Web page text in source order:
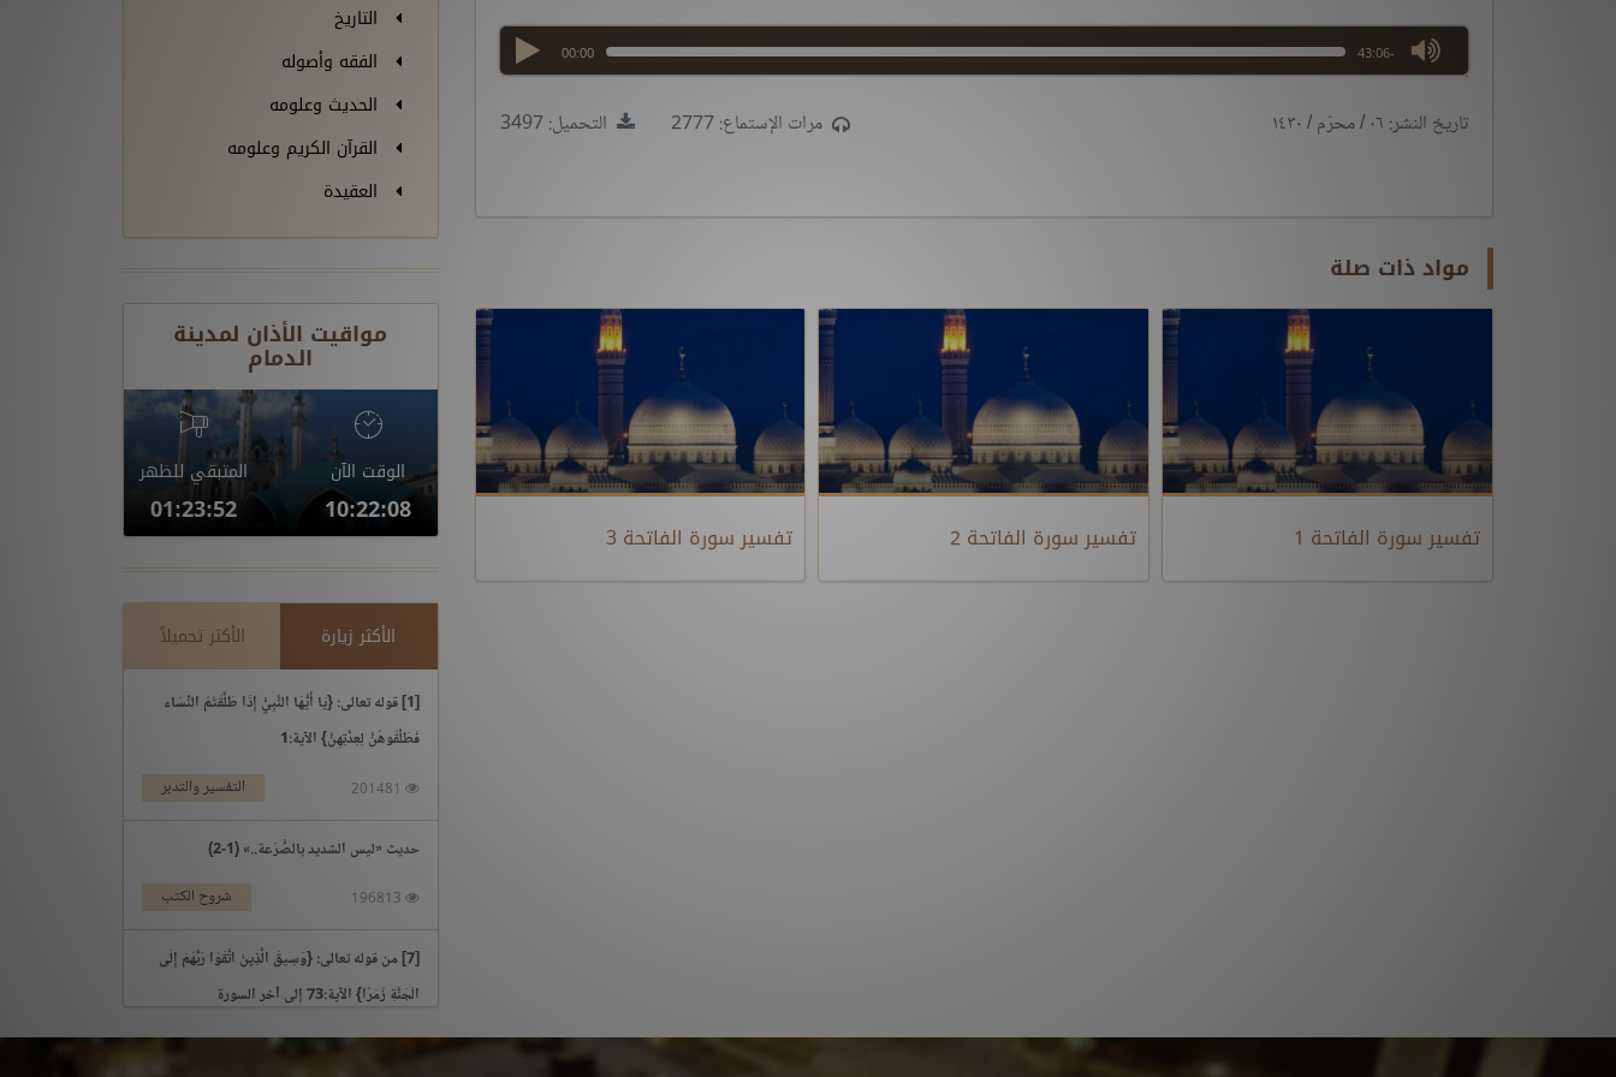
00:00 -43:06
max volume
تاريخ النشر: ٠٦ / محرّم / ١٤٣٠ التحميل: 3497 مرات الإستماع: 2777
مواد ذات صلة
تفسير سورة الفاتحة 1 تفسير سورة الفاتحة 2 تفسير سورة الفاتحة 3
التاريخ
الفقه وأصوله
الحديث وعلومه
القرآن الكريم وعلومه
العقيدة
مواقيت الأذان لمدينة
الدمام
الوقت الآن
10:22:09
المتبقي للظهر
01:23:51
الأكثر زيارة الأكثر تحميلاً
[1] قوله تعالى: {يَا أَيُّهَا النَّبِيُّ إِذَا طَلَّقْتُمُ النِّسَاء
فَطَلِّقُوهُنَّ لِعِدَّتِهِنَّ} الآية:1
التفسير والتدبر
حديث «ليس الشديد بالصُّرَعة..» (1-2)
شروح الكتب
[7] من قوله تعالى: {وَسِيقَ الَّذِينَ اتَّقَوْا رَبَّهُمْ إِلَى
الْجَنَّةِ زُمَرًا} الآية:73 إلى آخر السورة
التفسير والتدبر